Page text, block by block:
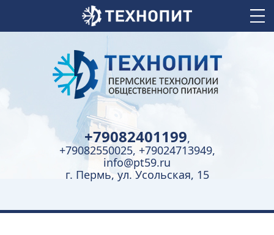
+79082401199,
+79082550025, +79024713949,
info@pt59.ru
г. Пермь, ул. Усольская, 15